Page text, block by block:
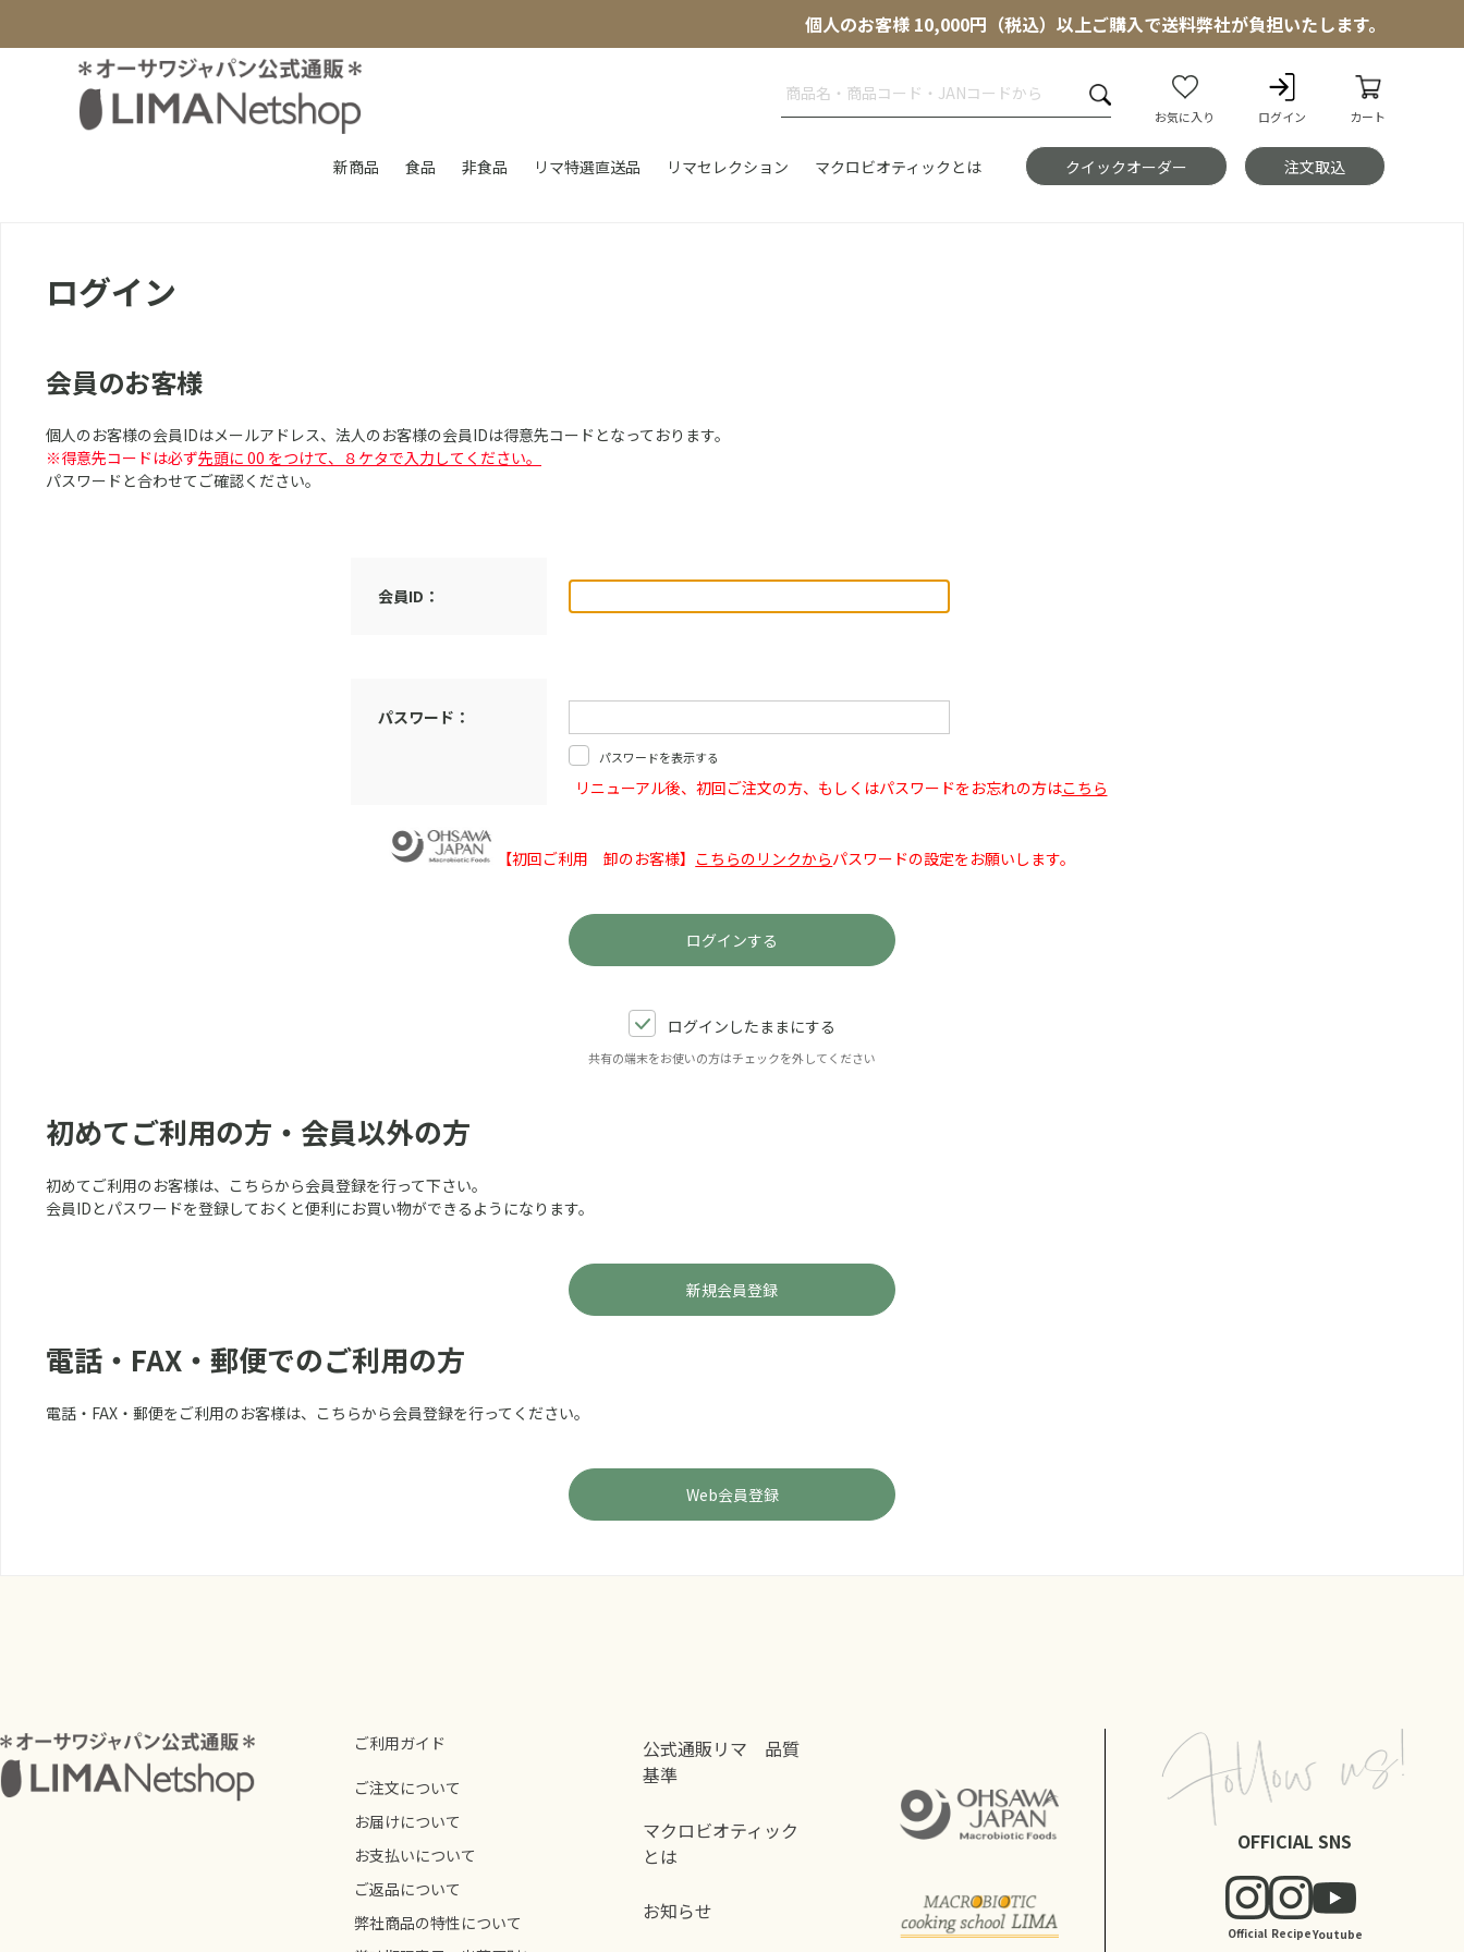
個人のお客様 10,000円（税込）以上ご購入で送料弊社が負担いたします。
お気に入り ログイン カート
新商品 食品 非食品 リマ特選直送品 リマセレクション マクロビオティックとは クイックオーダー 注文取込
ログイン
会員のお客様
個人のお客様の会員IDはメールアドレス、法人のお客様の会員IDは得意先コードとなっております。
※得意先コードは必ず先頭に 00 をつけて、８ケタで入力してください。
パスワードと合わせてご確認ください。
会員ID：
パスワード：
パスワードを表示する
リニューアル後、初回ご注文の方、もしくはパスワードをお忘れの方はこちら
【初回ご利用 卸のお客様】 こちらのリンクからパスワードの設定をお願いします。
ログインしたままにする
共有の端末をお使いの方はチェックを外してください
初めてご利用の方・会員以外の方
初めてご利用のお客様は、こちらから会員登録を行って下さい。
会員IDとパスワードを登録しておくと便利にお買い物ができるようになります。
電話・FAX・郵便でのご利用の方
電話・FAX・郵便をご利用のお客様は、こちらから会員登録を行ってください。
ご利用ガイド
ご注文について
お届けについて
お支払いについて
ご返品について
弊社商品の特性について
公式通販リマ 品質
基準
マクロビオティック
とは
お知らせ
OFFICIAL SNS
Official RecipeYoutube